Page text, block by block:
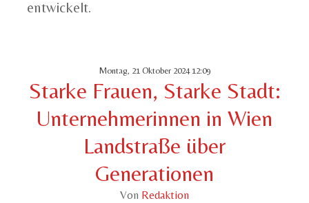
entwickelt.
Montag, 21 Oktober 2024 12:09
Starke Frauen, Starke Stadt:
Unternehmerinnen in Wien
Landstraße über
Generationen
Von Redaktion